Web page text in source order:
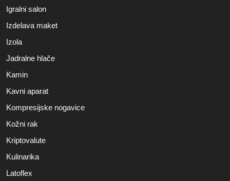
Igralni salon
Izdelava maket
Izola
Jadralne hlače
Kamin
Kavni aparat
Kompresijske nogavice
Kožni rak
Kriptovalute
Kulinarika
Latoflex